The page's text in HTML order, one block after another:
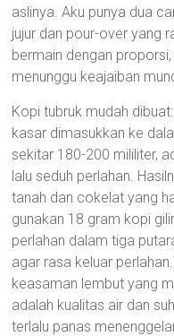
aslinya. Aku punya dua
jujur dan pour-over yang
bermain dengan
menunggu keajaiban
Kopi tubruk mudah
kasar dimasukkan ke
sekitar 180-200 mililiter,
lalu seduh perlahan.
tanah dan cokelat yang
gunakan 18 gram kopi
perlahan dalam tiga
agar rasa keluar
keasaman lembut yang
adalah kualitas air dan
terlalu panas